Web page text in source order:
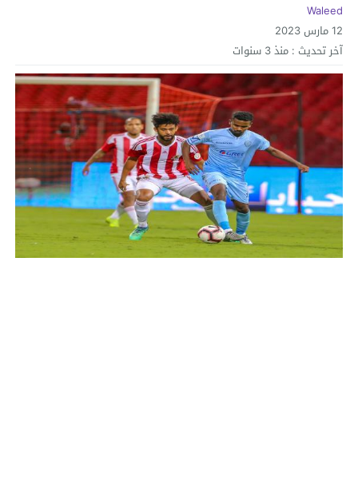
Waleed
12 مارس 2023
آخر تحديث : منذ 3 سنوات